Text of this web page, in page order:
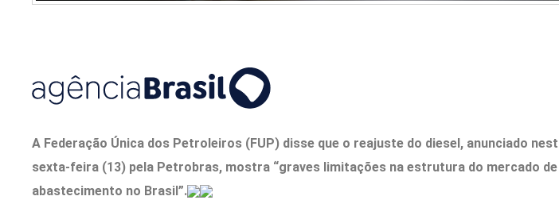
A Federação Única dos Petroleiros (FUP) disse que o reajuste do diesel, anunciado
sexta-feira (13) pela Petrobras, mostra “graves limitações na estrutura do mercado de
abastecimento no Brasil”.